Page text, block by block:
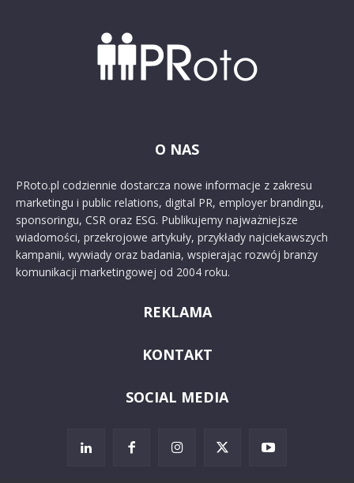
O NAS
PRoto.pl codziennie dostarcza nowe informacje z zakresu
marketingu i public relations, digital PR, employer brandingu,
sponsoringu, CSR oraz ESG. Publikujemy najważniejsze
wiadomości, przekrojowe artykuły, przykłady najciekawszych
kampanii, wywiady oraz badania, wspierając rozwój branży
komunikacji marketingowej od 2004 roku.
REKLAMA
KONTAKT
SOCIAL MEDIA